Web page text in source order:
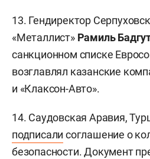
13. Гендиректор
«Металлист» Рамиль
санкционном списке
возглавлял казанские
и «Клаксон-Авто».
14. Саудовская Аравия,
подписали соглашение о
безопасности. Документ